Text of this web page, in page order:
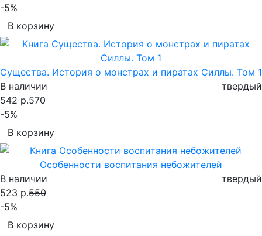
-5%
В корзину
Существа. История о монстрах и пиратах Силлы. Том 1
В наличии
твердый
542 р.570
-5%
В корзину
Особенности воспитания небожителей
В наличии
твердый
523 р.550
-5%
В корзину